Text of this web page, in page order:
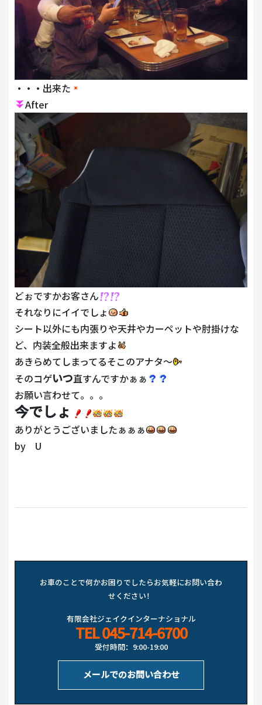
・・・出来た
After
どぉですかお客さん
それなりにイイでしょ
シート以外にも内張りや天井やカーペットや肘掛けな
ど、内装全般出来ますよ
あきらめてしまってるそこのアナタ～
そのコゲいつ直すんですかぁぁ
お願い言わせて。。。
今でしょ
ありがとうございましたぁぁぁ
by U
お車のことで何かお困りでしたらお気軽にお問い合わ
せください！
有限会社ジェイクインターナショナル
TEL045-714-6700
受付時間：9:00-19:00
メールでのお問い合わせ